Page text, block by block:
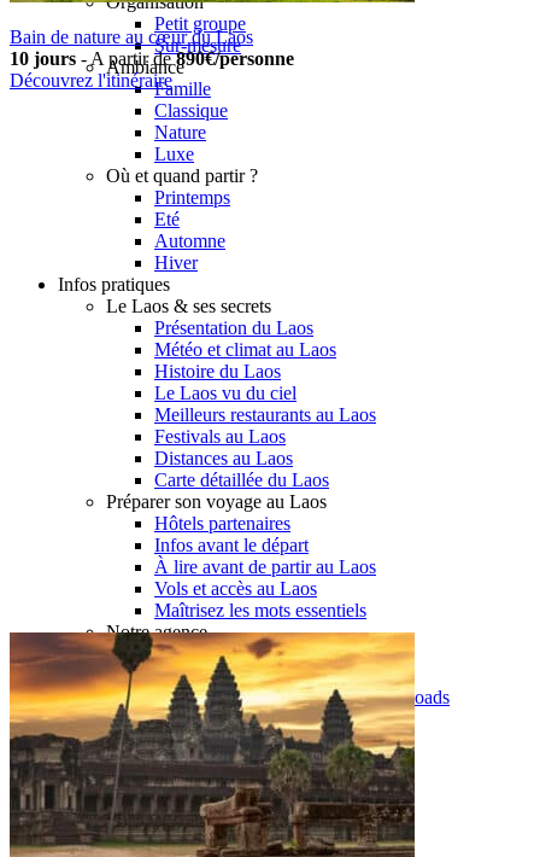
Petit groupe
Sur-mesure
Ambiance
Famille
Classique
Nature
Luxe
Où et quand partir ?
Printemps
Eté
Automne
Hiver
Infos pratiques
Le Laos & ses secrets
Présentation du Laos
Météo et climat au Laos
Histoire du Laos
Le Laos vu du ciel
Meilleurs restaurants au Laos
Festivals au Laos
Distances au Laos
Carte détaillée du Laos
Préparer son voyage au Laos
Hôtels partenaires
Infos avant le départ
À lire avant de partir au Laos
Vols et accès au Laos
Maîtrisez les mots essentiels
Notre agence
Notre agence au Laos
Réseau Asian Roads
Garanties et engagements Asian Roads
Avis de nos voyageurs
Demande d'info
09 83 40 65 79
Bain de nature au cœur du Laos
10 jours - A partir de890€/personne
Découvrez l'itinéraire